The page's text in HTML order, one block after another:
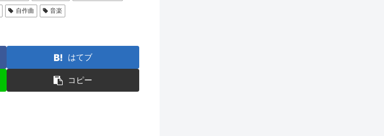
自作曲 音楽
はてブ
コピー